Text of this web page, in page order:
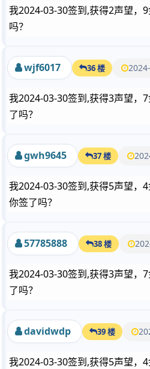
我2024-03-30签到,获得2声望，
吗？
wjf6017 36 楼
我2024-03-30签到,获得3声望，
了吗？
gwh9645 37 楼
我2024-03-30签到,获得5声望，4
你签了吗？
57785888 38 楼
我2024-03-30签到,获得3声望，
了吗？
davidwdp 39 楼
我2024-03-30签到,获得5声望，4